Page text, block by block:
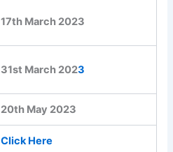
17th March 2023
31st March 2023
20th May 2023
Click Here